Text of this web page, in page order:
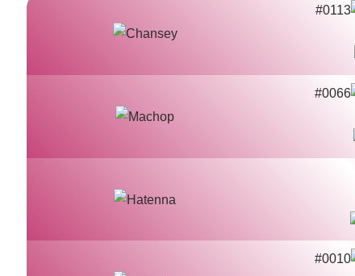
#0113
#0066
#0010